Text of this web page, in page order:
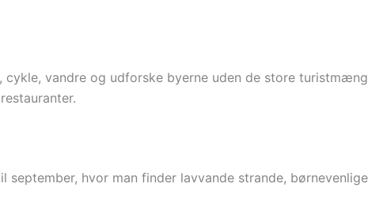
vandre og udforske byerne uden de store
hvor man finder lavvande strande,